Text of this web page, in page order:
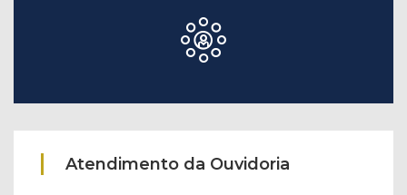
Atendimento da Ouvidoria